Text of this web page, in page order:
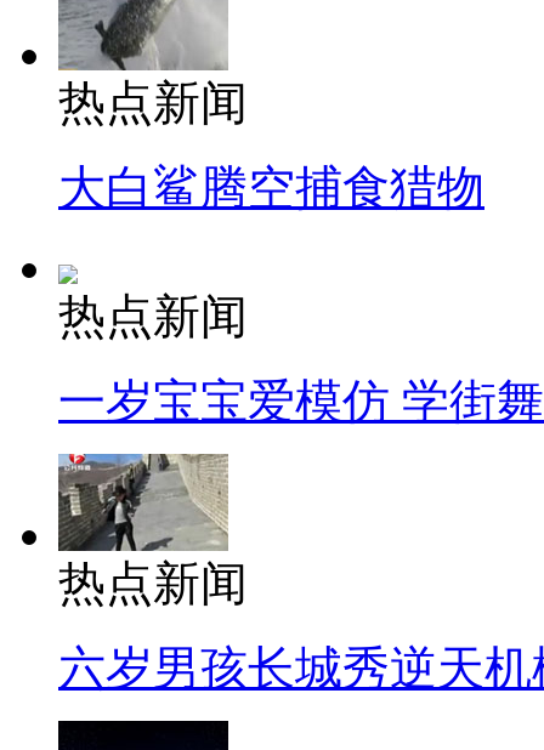
热点新闻
大白鲨腾空捕食猎物
热点新闻
一岁宝宝爱模仿 学街
热点新闻
六岁男孩长城秀逆天机